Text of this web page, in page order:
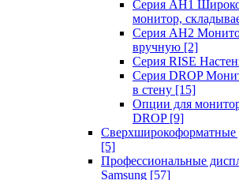
Серия AH1
монитор,
Серия AH2
вручную [2]
Серия RISE
Серия DROP
в стену [15]
Опции для
DROP [9]
Сверхширокоформатные
[5]
Профессиональные
Samsung [57]